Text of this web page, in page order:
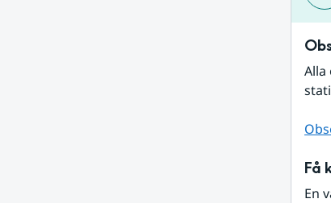
Få
En